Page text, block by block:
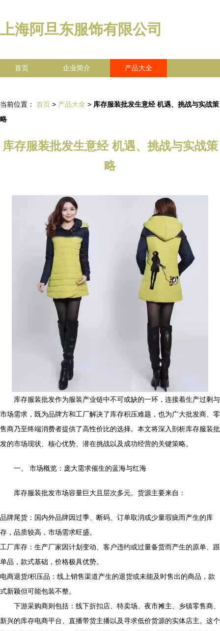
上海阿旦东服饰有限公司
首页 企业简介 产品大全
当前位置： 首页 > 产品大全 > 库存服装批发生意经 机遇、挑战与实战策
略
库存服装批发生意经 机遇、挑战与实战策
略
库存服装批发作为服装产业链中不可或缺的一环，连接着生产过剩与
市场需求，既为品牌方和工厂解决了库存积压难题，也为广大批发商、零
售商乃至终端消费者提供了高性价比的选择。本文将深入剖析库存服装批
发的市场现状、核心优势、潜在挑战以及成功经营的关键策略。
一、 市场概览：庞大需求催生的蓝海与红海
库存服装批发市场容量巨大且层次多元。货源主要来自：
品牌尾货：国内外品牌因过季、断码、订单取消或少量瑕疵而产生的库
存，品质较高，市场需求旺盛。
工厂库存：生产厂家因计划变动、客户违约或过量备货而产生的原单、跟
单品，款式基础，价格极具优势。
电商退货/积压品：线上销售渠道产生的退货或未能及时售出的商品，款
式新颖但可能包装不整。
下游采购商则包括：线下折扣店、特卖场、夜市摊主、乡镇零售商、
新兴的库存电商平台、直播带货主播以及寻求低价货源的实体店主。这个